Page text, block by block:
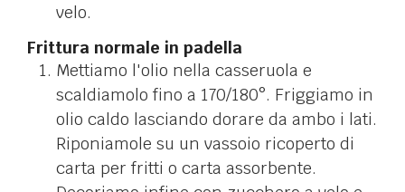
velo.
Frittura normale in padella
Mettiamo l'olio nella casseruola e
scaldiamolo fino a 170/180°. Friggiamo in
olio caldo lasciando dorare da ambo i lati.
Riponiamole su un vassoio ricoperto di
carta per fritti o carta assorbente.